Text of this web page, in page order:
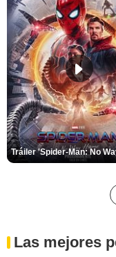
Tráiler 'Spider-Man: No
Las mejores